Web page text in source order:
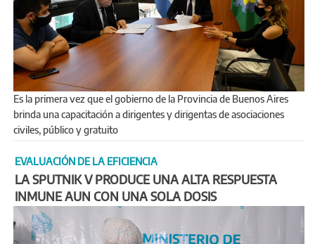
Es la primera vez que el gobierno de la Provincia de Buenos Aires
brinda una capacitación a dirigentes y dirigentas de asociaciones
civiles, público y gratuito
EVALUACIÓN DE LA EFICIENCIA
LA SPUTNIK V PRODUCE UNA ALTA RESPUESTA
INMUNE AUN CON UNA SOLA DOSIS